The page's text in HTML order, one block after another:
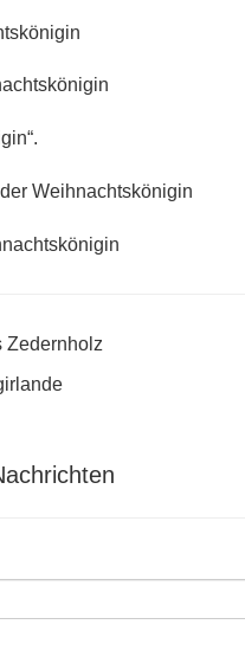
Zedernholz